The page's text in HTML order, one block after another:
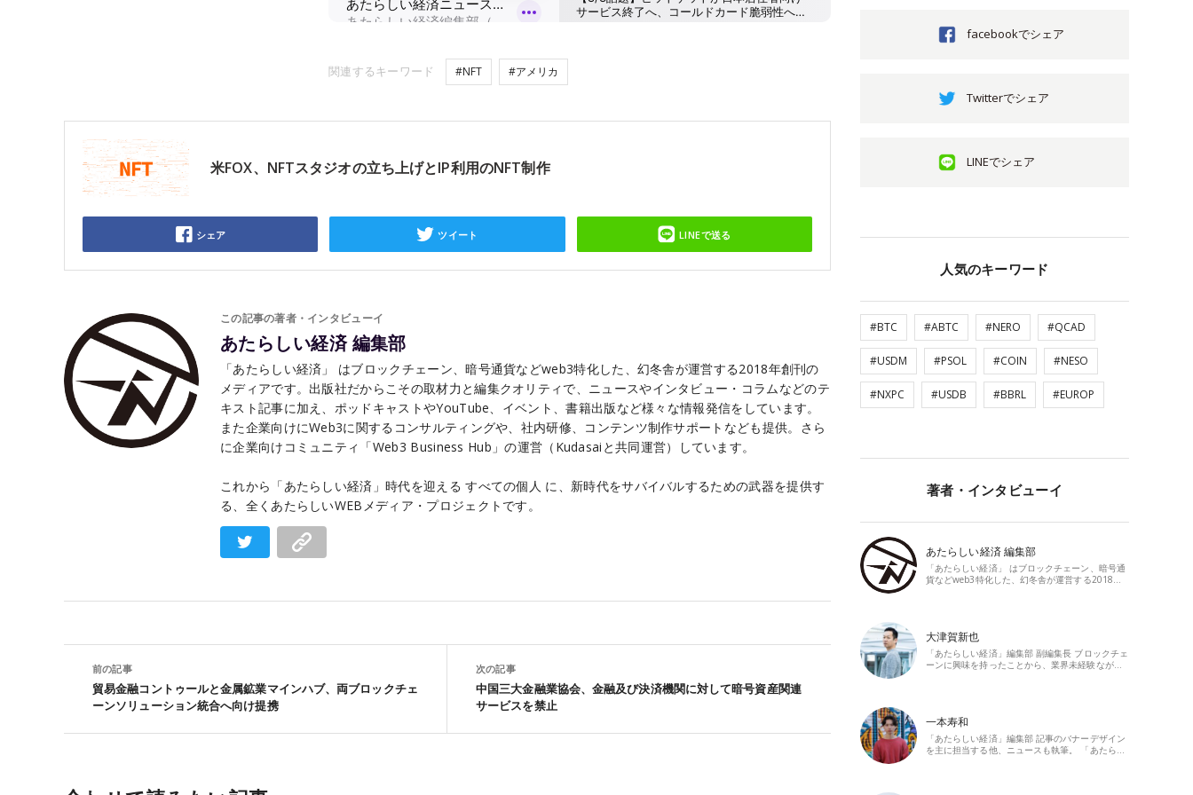
関連するキーワード #NFT #アメリカ
米FOX、NFTスタジオの立ち上げとIP利用のNFT制作
シェア ツイート LINEで送る
この記事の著者・インタビューイ
あたらしい経済 編集部
「あたらしい経済」 はブロックチェーン、暗号通貨などweb3特化した、幻冬舎が運営する2018年創刊の
メディアです。出版社だからこその取材力と編集クオリティで、ニュースやインタビュー・コラムなどのテ
キスト記事に加え、ポッドキャストやYouTube、イベント、書籍出版など様々な情報発信をしています。
また企業向けにWeb3に関するコンサルティングや、社内研修、コンテンツ制作サポートなども提供。さら
に企業向けコミュニティ「Web3 Business Hub」の運営（Kudasaiと共同運営）しています。
これから「あたらしい経済」時代を迎える すべての個人 に、新時代をサバイバルするための武器を提供す
る、全くあたらしいWEBメディア・プロジェクトです。
前の記事
貿易金融コントゥールと金属鉱業マインハブ、両ブロックチェ
ーンソリューション統合へ向け提携
次の記事
中国三大金融業協会、金融及び決済機関に対して暗号資産関連
サービスを禁止
facebookでシェア
Twitterでシェア
LINEでシェア
人気のキーワード
#BTC #ABTC #NERO #QCAD
#USDM #PSOL #COIN #NESO
#NXPC #USDB #BBRL #EUROP
著者・インタビューイ
あたらしい経済 編集部
「あたらしい経済」 はブロックチェーン、暗号通
貨などweb3特化した、幻冬舎が運営する2018…
大津賀新也
「あたらしい経済」編集部 副編集長 ブロックチェ
ーンに興味を持ったことから、業界未経験なが…
一本寿和
「あたらしい経済」編集部 記事のバナーデザイン
を主に担当する他、ニュースも執筆。 「あたら…